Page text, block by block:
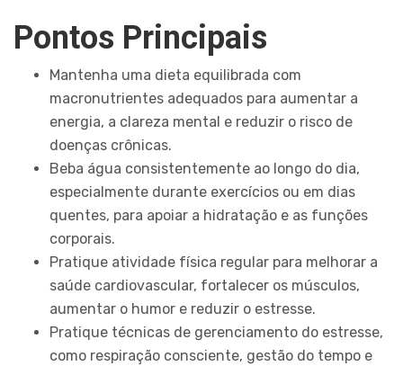
Pontos Principais
Mantenha uma dieta equilibrada com
macronutrientes adequados para aumentar a
energia, a clareza mental e reduzir o risco de
doenças crônicas.
Beba água consistentemente ao longo do dia,
especialmente durante exercícios ou em dias
quentes, para apoiar a hidratação e as funções
corporais.
Pratique atividade física regular para melhorar a
saúde cardiovascular, fortalecer os músculos,
aumentar o humor e reduzir o estresse.
Pratique técnicas de gerenciamento do estresse,
como respiração consciente, gestão do tempo e